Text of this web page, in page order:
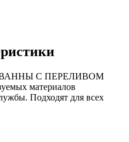
С ПЕРЕЛИВОМ
материалов
Подходят для всех